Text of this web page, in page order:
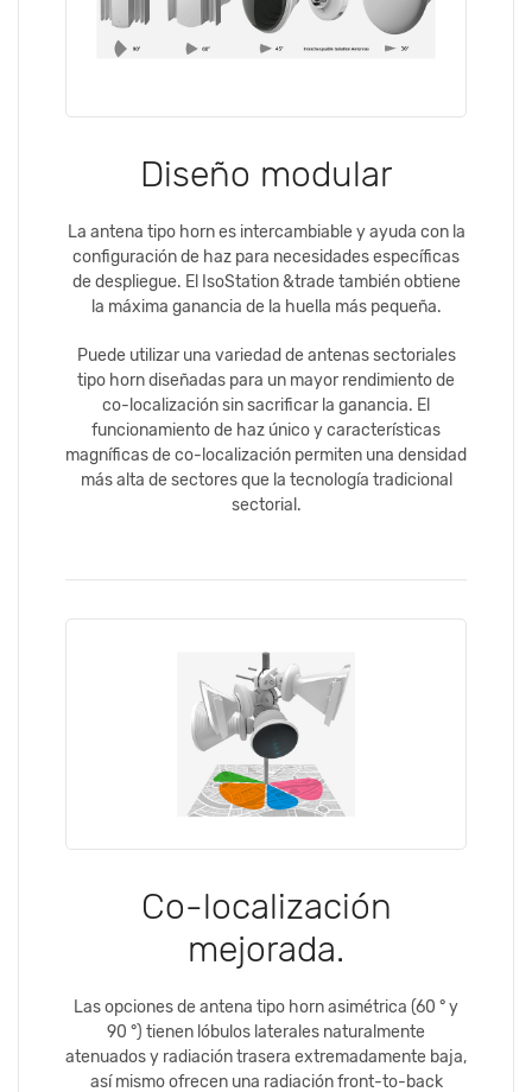
Diseño modular
La antena tipo horn es intercambiable y ayuda con la
configuración de haz para necesidades específicas
de despliegue. El IsoStation &trade también obtiene
la máxima ganancia de la huella más pequeña.
Puede utilizar una variedad de antenas sectoriales
tipo horn diseñadas para un mayor rendimiento de
co-localización sin sacrificar la ganancia. El
funcionamiento de haz único y características
magníficas de co-localización permiten una densidad
más alta de sectores que la tecnología tradicional
sectorial.
Co-localización
mejorada.
Las opciones de antena tipo horn asimétrica (60 ° y
90 °) tienen lóbulos laterales naturalmente
atenuados y radiación trasera extremadamente baja,
así mismo ofrecen una radiación front-to-back